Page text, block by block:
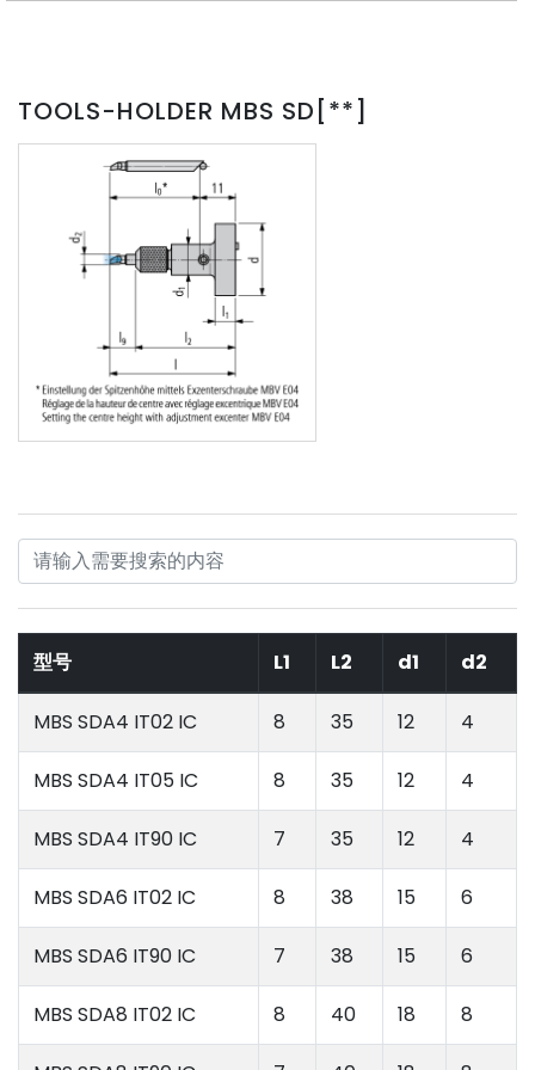
TOOLS-HOLDER MBS SD[**]
型号 L1 L2 d1 d2
MBS SDA4 IT02 IC 8 35 12 4
MBS SDA4 IT05 IC 8 35 12 4
MBS SDA4 IT90 IC 7 35 12 4
MBS SDA6 IT02 IC 8 38 15 6
MBS SDA6 IT90 IC 7 38 15 6
MBS SDA8 IT02 IC 8 40 18 8